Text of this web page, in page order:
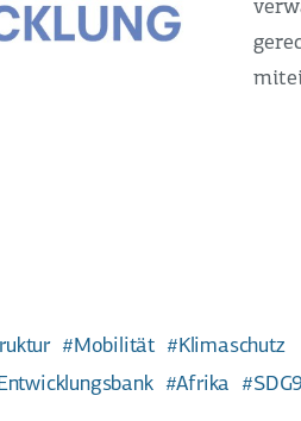
Mobilität
Klimaschutz
Afrika
SDG9